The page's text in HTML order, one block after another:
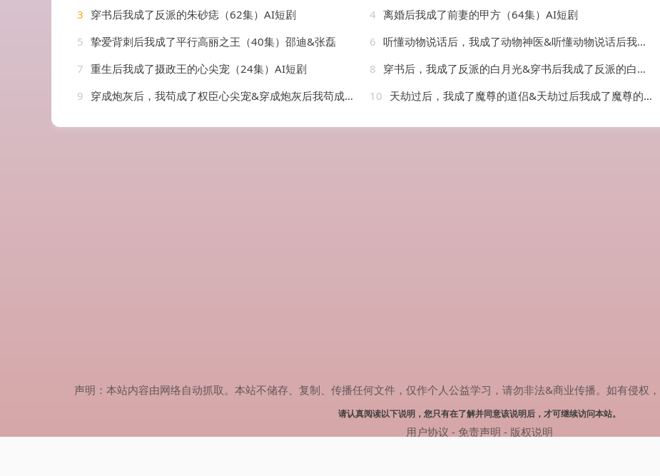
3 穿书后我成了反派的朱砂痣（62集）AI短剧 4 离婚后我成了前妻的甲方（64集）AI短剧
5 挚爱背刺后我成了平行高丽之王（40集）邵迪&张磊 6 听懂动物说话后，我成了动物神医&听懂动物说话后我成了动物神医（47集）AI短剧
7 重生后我成了摄政王的心尖宠（24集）AI短剧 8 穿书后，我成了反派的白月光&穿书后我成了反派的白月光（45集）AI短剧
9 穿成炮灰后，我苟成了权臣心尖宠&穿成炮灰后我苟成了权臣心尖宠（20集）AI短剧 10 天劫过后，我成了魔尊的道侣&天劫过后我成了魔尊的道侣（22集）AI短剧
声明：本站内容由网络自动抓取。本站不储存、复制、传播任何文件，仅作个人公益学习，请勿非法&商业传播。如有侵权
请认真阅读以下说明，您只有在了解并同意该说明后，才可继续访问本站。
用户协议 - 免责声明 - 版权说明